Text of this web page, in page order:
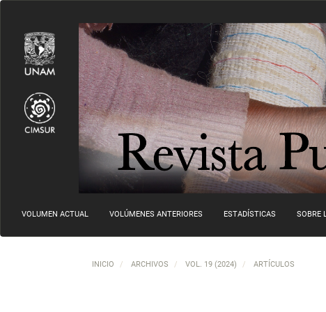
Contenido principal
Barra lateral
VOLUMEN ACTUAL VOLÚMENES ANTERIORES ESTADÍSTICAS SOBRE
INICIO ARCHIVOS VOL. 19 (2024) ARTÍCULOS